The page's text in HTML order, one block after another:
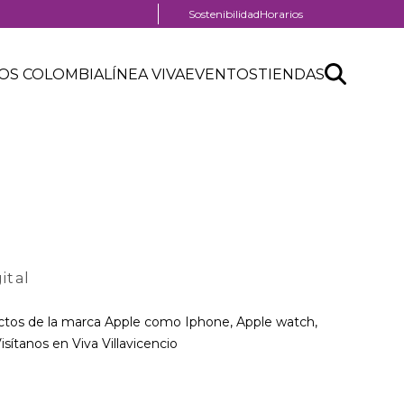
Menú
SostenibilidadHorarios
COLOMBIALÍNEA VIVAEVENTOSTIENDASSearch
Buscar
de la marca Apple como Iphone, Apple watch,
en Viva Villavicencio